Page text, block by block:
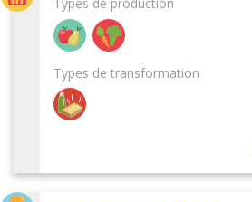
Types de production
Types de transformation